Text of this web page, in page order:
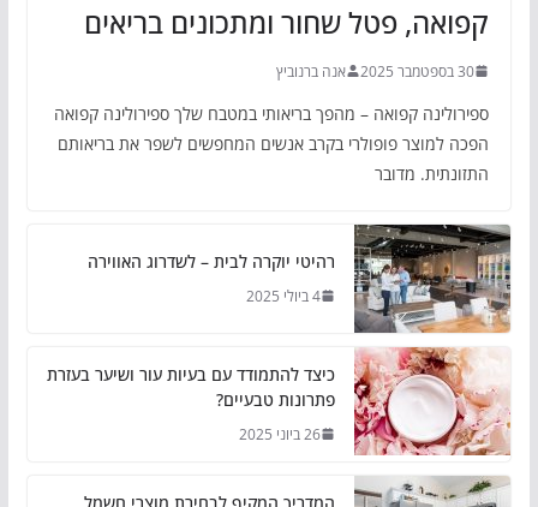
קפואה, פטל שחור ומתכונים בריאים
30 בספטמבר 2025 אנה ברנוביץ
ספירולינה קפואה – מהפך בריאותי במטבח שלך ספירולינה קפואה
הפכה למוצר פופולרי בקרב אנשים המחפשים לשפר את בריאותם
התזונתית. מדובר
רהיטי יוקרה לבית – לשדרוג האווירה
4 ביולי 2025
כיצד להתמודד עם בעיות עור ושיער בעזרת
פתרונות טבעיים?
26 ביוני 2025